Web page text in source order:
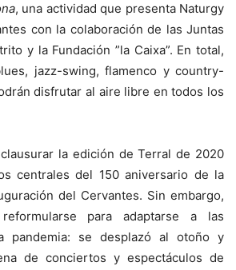
, una actividad que presenta Naturgy
con la colaboración de las Juntas
y la Fundación ”la Caixa”. En total,
jazz-swing, flamenco y country-
disfrutar al aire libre en todos los
la edición de Terral de 2020
centrales del 150 aniversario de la
del Cervantes. Sin embargo,
para adaptarse a las
pandemia: se desplazó al otoño y
de conciertos y espectáculos de